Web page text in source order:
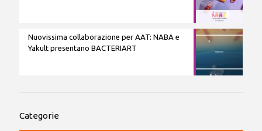
Nuovissima collaborazione per AAT: NABA e
Yakult presentano BACTERIART
Categorie